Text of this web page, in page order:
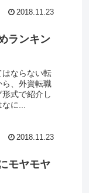
2018.11.23
ランキン
ならない転
、外資転職
式で紹介し
に...
2018.11.23
モヤモヤ